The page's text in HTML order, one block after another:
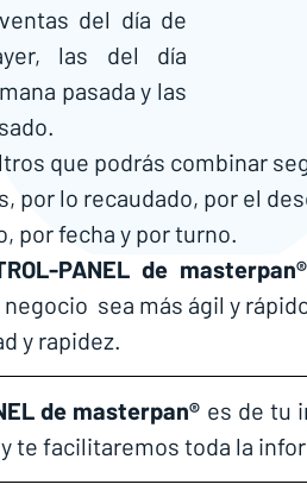
del día de
las del día
pasada y las
que podrás combinar
por lo recaudado, por el
por fecha y por turno.
PANEL de
sea más ágil y
y rapidez.
de masterpan® es de tu
te facilitaremos toda la